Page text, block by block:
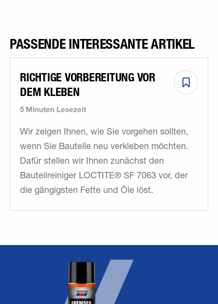
PASSENDE INTERESSANTE ARTIKEL
5 Minuten Lesezeit
RICHTIGE VORBEREITUNG VOR
DEM KLEBEN
Wir zeigen Ihnen, wie Sie vorgehen sollten,
wenn Sie Bauteile neu verkleben möchten.
Dafür stellen wir Ihnen zunächst den
Bauteilreiniger LOCTITE® SF 7063 vor, der
die gängigsten Fette und Öle löst.